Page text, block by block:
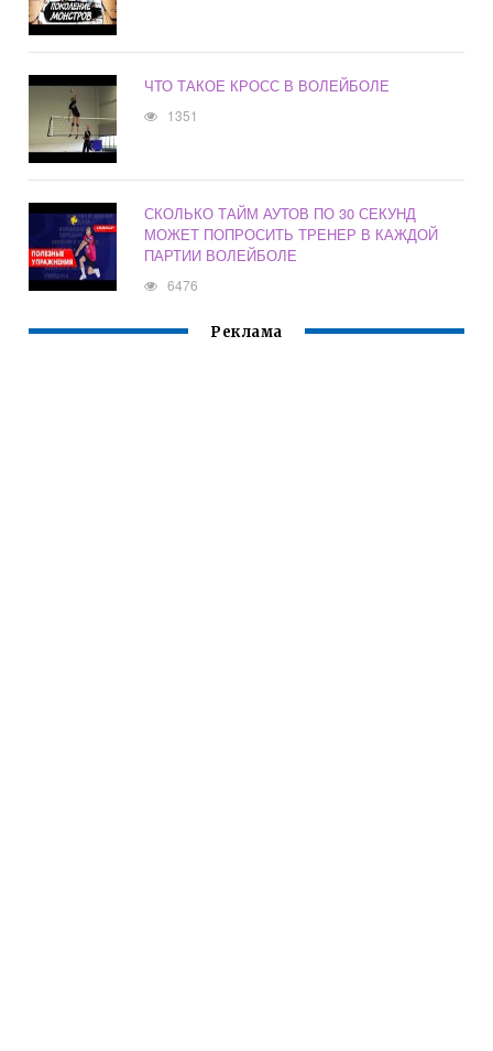
ЧТО ТАКОЕ КРОСС В ВОЛЕЙБОЛЕ
1351
СКОЛЬКО ТАЙМ АУТОВ ПО 30 СЕКУНД
МОЖЕТ ПОПРОСИТЬ ТРЕНЕР В КАЖДОЙ
ПАРТИИ ВОЛЕЙБОЛЕ
6476
Реклама